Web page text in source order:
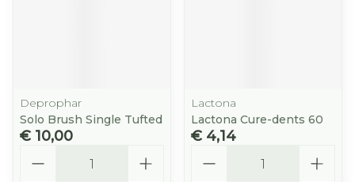
Deprophar
Solo Brush Single Tufted
€ 10,00
Lactona
Lactona Cure-dents 60
€ 4,14